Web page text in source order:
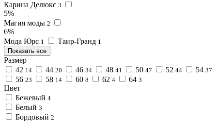
Карина Делюкс 3
5%
Магия моды 2
6%
Мода Юрс 1 Таир-Гранд 1
Показать все
Размер
42 14 44 20 46 34 48 41 50 47 52 44 54 37
56 23 58 14 60 8 62 4 64 3
Цвет
Бежевый 4
Белый 3
Бордовый 2